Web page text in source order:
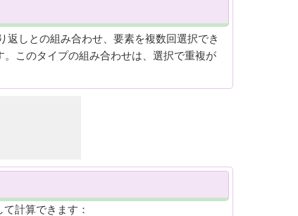
しとの組み合わせ、要素を複数回選択でき
このタイプの組み合わせは、選択で重複が
計算できます：